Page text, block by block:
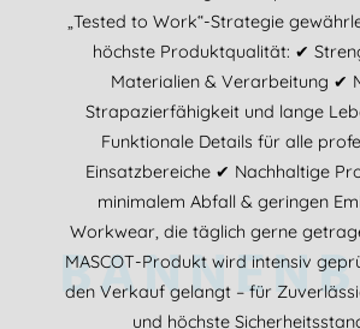
„Tested to Work“-Strategie
höchste Produktqualität: ✔
Materialien & Verarbeitung ✔
Strapazierfähigkeit und lange
Funktionale Details für alle
Einsatzbereiche ✔ Nachhaltige
minimalem Abfall & geringen
Workwear, die täglich gerne
MASCOT-Produkt wird intensiv
den Verkauf gelangt – für
und höchste